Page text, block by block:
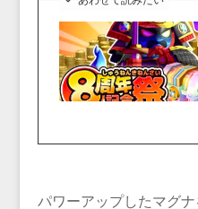
パワーアップしたマグ